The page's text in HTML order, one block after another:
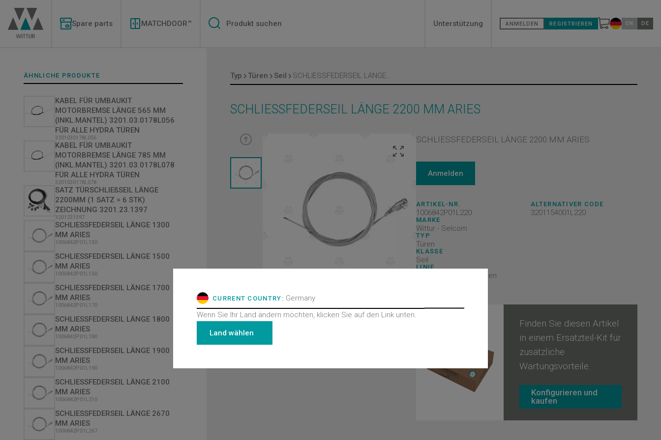
zum
Inhalt
Spare parts
MATCHDOOR™
Secondary
Unterstützung ANMELDEN REGISTRIEREN Land wählen
EN DE
Typ Türen Seil SCHLIESSFEDERSEIL LÄNGE 2200 MM ARIES
SCHLIESSFEDERSEIL LÄNGE 2200 MM ARIES
SCHLIESSFEDERSEIL LÄNGE 2200 MM ARIES
Anmelden
ARTIKEL-NR.
1006842P01L220
MARKE
Wittur - Selcom
TYP
Türen
KLASSE
Seil
LINIE
Alle Produktlinien - Türen
ALTERNATIVER CODE
3201154001L220
Finden Sie diesen Artikel
in einem Ersatzteil-Kit für
zusätzliche
Wartungsvorteile.
Konfigurieren und
kaufen
ÄHNLICHE PRODUKTE
KABEL FÜR UMBAUKIT
MOTORBREMSE LÄNGE 565 MM
(INKL.MANTEL) 3201.03.0178L056
FÜR ALLE HYDRA TÜREN
3201030178L056
KABEL FÜR UMBAUKIT
MOTORBREMSE LÄNGE 785 MM
(INKL.MANTEL) 3201.03.0178L078
FÜR ALLE HYDRA TÜREN
3201030178L078
SATZ TÜRSCHLIEßSEIL LÄNGE
2200MM (1 SATZ = 6 STK)
ZEICHNUNG 3201.23.1397
3201231397
SCHLIESSFEDERSEIL LÄNGE 1300
MM ARIES
1006842P01L130
SCHLIESSFEDERSEIL LÄNGE 1500
MM ARIES
1006842P01L150
SCHLIESSFEDERSEIL LÄNGE 1700
MM ARIES
1006842P01L170
SCHLIESSFEDERSEIL LÄNGE 1800
MM ARIES
1006842P01L180
SCHLIESSFEDERSEIL LÄNGE 1900
MM ARIES
1006842P01L190
SCHLIESSFEDERSEIL LÄNGE 2100
MM ARIES
1006842P01L210
SCHLIESSFEDERSEIL LÄNGE 2670
MM ARIES
1006842P01L267
CURRENT COUNTRY: Germany
Wenn Sie Ihr Land ändern möchten, klicken Sie auf den Link unten.
Land wählen